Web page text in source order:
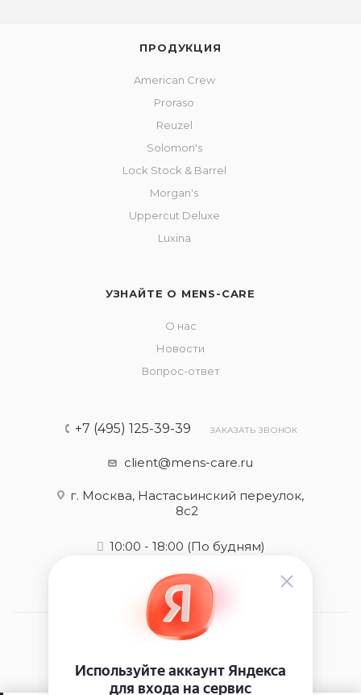
ПРОДУКЦИЯ
American Crew
Proraso
Reuzel
Solomon's
Lock Stock & Barrel
Morgan's
Uppercut Deluxe
Luxina
УЗНАЙТЕ О MENS-CARE
О нас
Новости
Вопрос-ответ
+7 (495) 125-39-39 ЗАКАЗАТЬ ЗВОНОК
client@mens-care.ru
г. Москва, Настасьинский переулок,
8с2
10:00 - 18:00 (По будням)
2026 © Mens-care - интернет-магазин